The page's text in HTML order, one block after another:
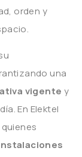
orden y
una
vigente y
En Elektel